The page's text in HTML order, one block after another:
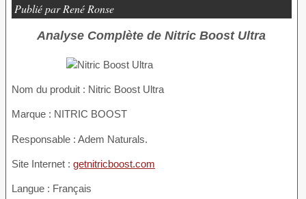
Publié par René Ronse
Analyse Complète de Nitric Boost Ultra
Nom du produit : Nitric Boost Ultra
Marque : NITRIC BOOST
Responsable : Adem Naturals.
Site Internet : getnitricboost.com
Langue : Français